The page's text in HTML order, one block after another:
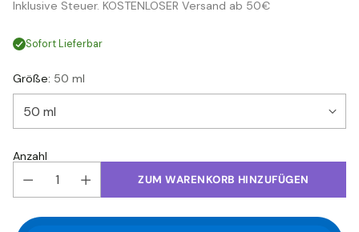
Inklusive Steuer. KOSTENLOSER Versand ab 50€
Sofort Lieferbar
Größe: 50 ml
Anzahl
ZUM WARENKORB HINZUFÜGEN